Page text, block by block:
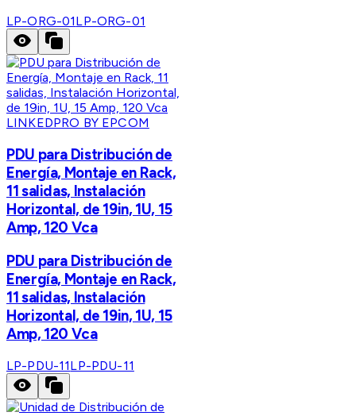
LP-ORG-01LP-ORG-01
LINKEDPRO BY EPCOM
PDU para Distribución de
Energía, Montaje en Rack,
11 salidas, Instalación
Horizontal, de 19in, 1U, 15
Amp, 120 Vca
PDU para Distribución de
Energía, Montaje en Rack,
11 salidas, Instalación
Horizontal, de 19in, 1U, 15
Amp, 120 Vca
LP-PDU-11LP-PDU-11